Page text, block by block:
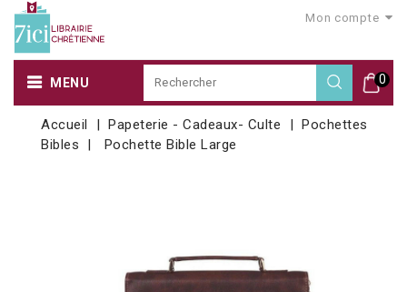
Mon compte
0
MENU
Accueil Papeterie - Cadeaux- Culte
Pochettes
Bibles
Pochette Bible Large